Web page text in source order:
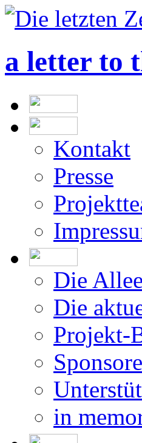
a letter to
Kontakt
Presse
Die
Die
Projekt-
in